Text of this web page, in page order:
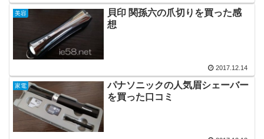
美容
貝印 関孫六の爪切りを買った感
想
2017.12.14
家電
パナソニックの人気眉シェーバー
を買った口コミ